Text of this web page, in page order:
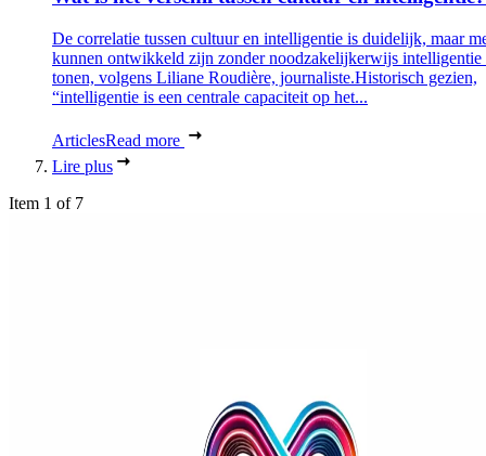
De correlatie tussen cultuur en intelligentie is duidelijk, maar
kunnen ontwikkeld zijn zonder noodzakelijkerwijs intelligentie
tonen, volgens Liliane Roudière, journaliste.Historisch gezien,
“intelligentie is een centrale capaciteit op het...
ArticlesRead more
Lire plus
Item 1 of 7